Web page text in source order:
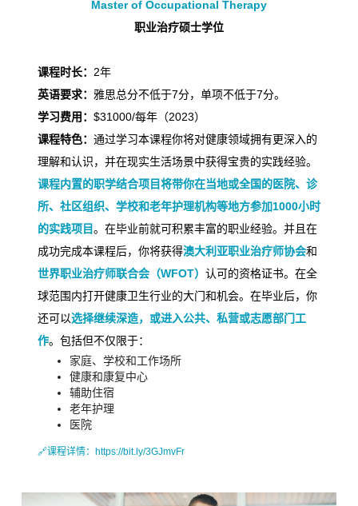
Master of Occupational Therapy
职业治疗硕士学位
课程时长： 2年
英语要求： 雅思总分不低于7分，单项不低于7分。
学习费用： $31000/每年（2023）
课程特色： 通过学习本课程你将对健康领域拥有更深入的
理解和认识，并在现实生活场景中获得宝贵的实践经验。
课程内置的职学结合项目将带你在当地或全国的医院、诊
所、社区组织、学校和老年护理机构等地方参加1000小时
的实践项目。在毕业前就可积累丰富的职业经验。并且在
成功完成本课程后，你将获得澳大利亚职业治疗师协会和
世界职业治疗师联合会（WFOT） 认可的资格证书。在全
球范围内打开健康卫生行业的大门和机会。在毕业后，你
还可以选择继续深造，或进入公共、私营或志愿部门工
作。包括但不仅限于：
家庭、学校和工作场所
健康和康复中心
辅助住宿
老年护理
医院
🔗课程详情： https://bit.ly/3GJmvFr